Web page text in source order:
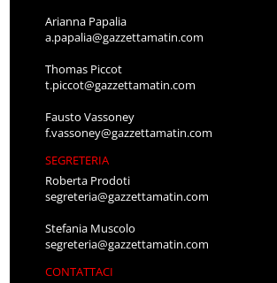
Arianna Papalia
a.papalia@gazzettamatin.com
Thomas Piccot
t.piccot@gazzettamatin.com
Fausto Vassoney
f.vassoney@gazzettamatin.com
SEGRETERIA
Roberta Prodoti
segreteria@gazzettamatin.com
Stefania Muscolo
segreteria@gazzettamatin.com
CONTATTACI